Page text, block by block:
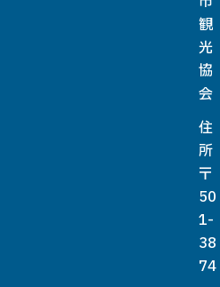
観
光
協
会
住
所
〒
50
1-
38
74